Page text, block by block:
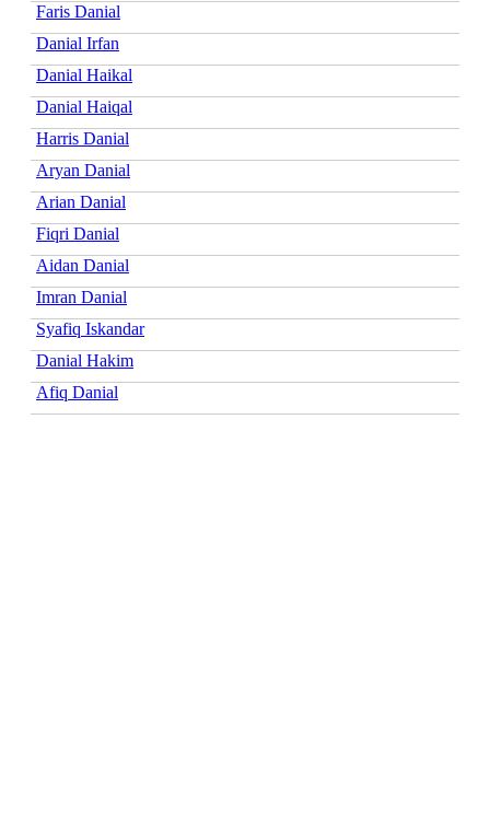
Faris Danial
Danial Irfan
Danial Haikal
Danial Haiqal
Harris Danial
Aryan Danial
Arian Danial
Fiqri Danial
Aidan Danial
Imran Danial
Syafiq Iskandar
Danial Hakim
Afiq Danial